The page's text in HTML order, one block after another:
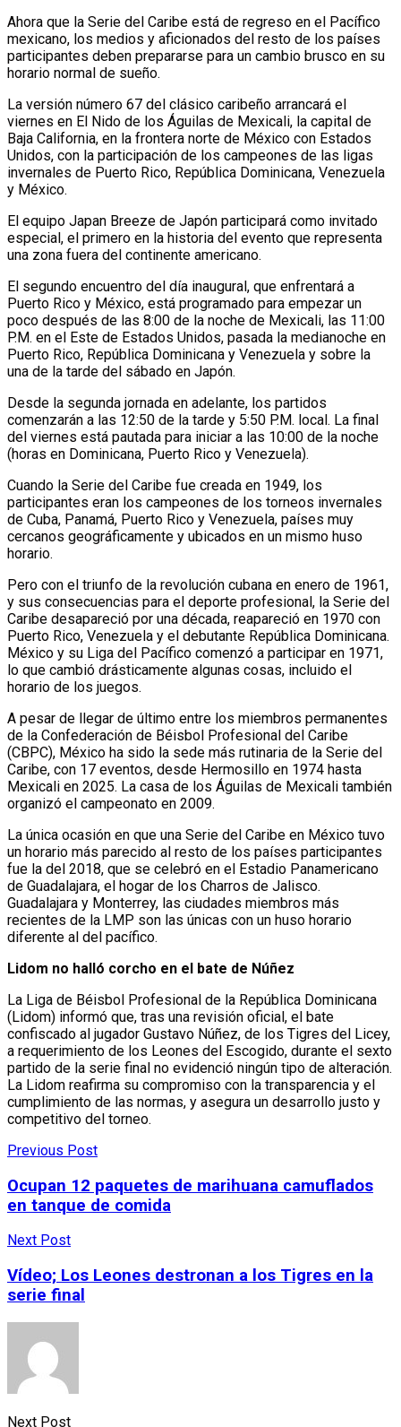
Ahora que la Serie del Caribe está de regreso en el Pacífico
mexicano, los medios y aficionados del resto de los países
participantes deben prepararse para un cambio brusco en su
horario normal de sueño.
La versión número 67 del clásico caribeño arrancará el
viernes en El Nido de los Águilas de Mexicali, la capital de
Baja California, en la frontera norte de México con Estados
Unidos, con la participación de los campeones de las ligas
invernales de Puerto Rico, República Dominicana, Venezuela
y México.
El equipo Japan Breeze de Japón participará como invitado
especial, el primero en la historia del evento que representa
una zona fuera del continente americano.
El segundo encuentro del día inaugural, que enfrentará a
Puerto Rico y México, está programado para empezar un
poco después de las 8:00 de la noche de Mexicali, las 11:00
P.M. en el Este de Estados Unidos, pasada la medianoche en
Puerto Rico, República Dominicana y Venezuela y sobre la
una de la tarde del sábado en Japón.
Desde la segunda jornada en adelante, los partidos
comenzarán a las 12:50 de la tarde y 5:50 P.M. local. La final
del viernes está pautada para iniciar a las 10:00 de la noche
(horas en Dominicana, Puerto Rico y Venezuela).
Cuando la Serie del Caribe fue creada en 1949, los
participantes eran los campeones de los torneos invernales
de Cuba, Panamá, Puerto Rico y Venezuela, países muy
cercanos geográficamente y ubicados en un mismo huso
horario.
Pero con el triunfo de la revolución cubana en enero de 1961,
y sus consecuencias para el deporte profesional, la Serie del
Caribe desapareció por una década, reapareció en 1970 con
Puerto Rico, Venezuela y el debutante República Dominicana.
México y su Liga del Pacífico comenzó a participar en 1971,
lo que cambió drásticamente algunas cosas, incluido el
horario de los juegos.
A pesar de llegar de último entre los miembros permanentes
de la Confederación de Béisbol Profesional del Caribe
(CBPC), México ha sido la sede más rutinaria de la Serie del
Caribe, con 17 eventos, desde Hermosillo en 1974 hasta
Mexicali en 2025. La casa de los Águilas de Mexicali también
organizó el campeonato en 2009.
La única ocasión en que una Serie del Caribe en México tuvo
un horario más parecido al resto de los países participantes
fue la del 2018, que se celebró en el Estadio Panamericano
de Guadalajara, el hogar de los Charros de Jalisco.
Guadalajara y Monterrey, las ciudades miembros más
recientes de la LMP son las únicas con un huso horario
diferente al del pacífico.
Lidom no halló corcho en el bate de Núñez
La Liga de Béisbol Profesional de la República Dominicana
(Lidom) informó que, tras una revisión oficial, el bate
confiscado al jugador Gustavo Núñez, de los Tigres del Licey,
a requerimiento de los Leones del Escogido, durante el sexto
partido de la serie final no evidenció ningún tipo de alteración.
La Lidom reafirma su compromiso con la transparencia y el
cumplimiento de las normas, y asegura un desarrollo justo y
competitivo del torneo.
Previous Post
Ocupan 12 paquetes de marihuana camuflados
en tanque de comida
Next Post
Vídeo; Los Leones destronan a los Tigres en la
serie final
Next Post